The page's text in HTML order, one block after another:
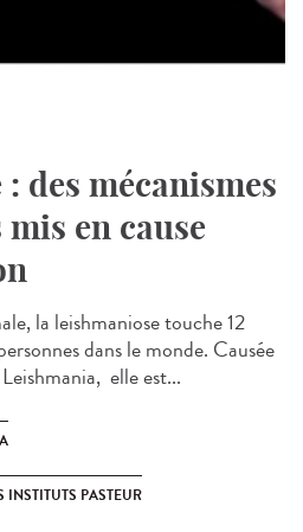
des mécanismes
en cause
la leishmaniose touche 12
dans le monde. Causée
elle est...
PASTEUR